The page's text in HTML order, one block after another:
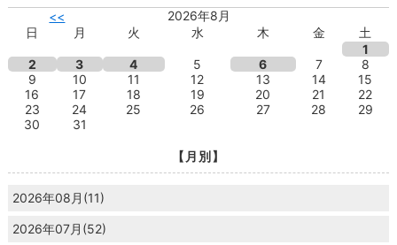
<<
2026年8月
日
月 火 水 木 金
土
1
2
3 4 5 6 7
8
9
10 11 12 13 14
15
16
17 18 19 20 21
22
23
24 25 26 27 28
29
30
31
【月別】
2026年08月(11)
2026年07月(52)